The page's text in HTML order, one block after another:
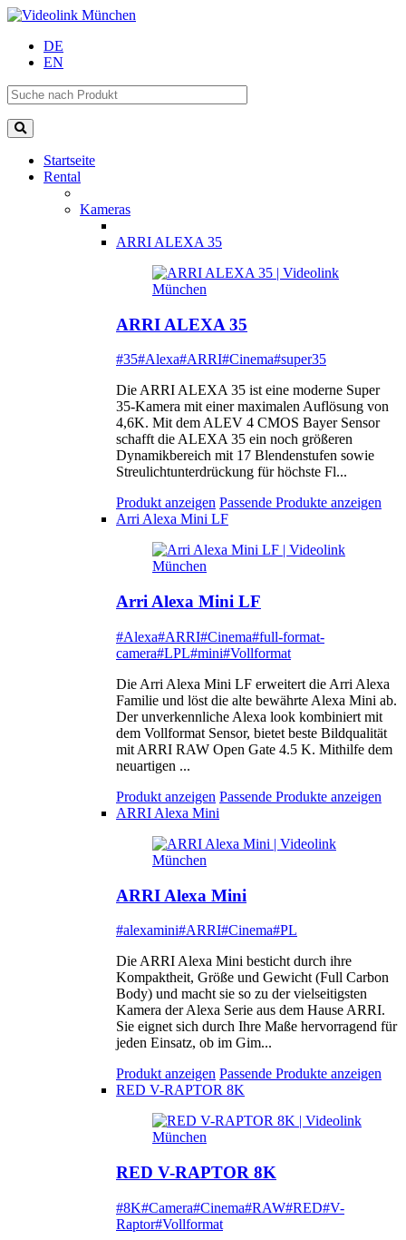
DE
EN
Startseite
Rental
Kameras
ARRI ALEXA 35
ARRI ALEXA 35
#35#Alexa#ARRI#Cinema#super35
Die ARRI ALEXA 35 ist eine moderne Super
35-Kamera mit einer maximalen Auflösung von
4,6K. Mit dem ALEV 4 CMOS Bayer Sensor
schafft die ALEXA 35 ein noch größeren
Dynamikbereich mit 17 Blendenstufen sowie
Streulichtunterdrückung für höchste Fl...
Produkt anzeigen Passende Produkte anzeigen
Arri Alexa Mini LF
Arri Alexa Mini LF
#Alexa#ARRI#Cinema#full-format-
camera#LPL#mini#Vollformat
Die Arri Alexa Mini LF erweitert die Arri Alexa
Familie und löst die alte bewährte Alexa Mini ab.
Der unverkennliche Alexa look kombiniert mit
dem Vollformat Sensor, bietet beste Bildqualität
mit ARRI RAW Open Gate 4.5 K. Mithilfe dem
neuartigen ...
Produkt anzeigen Passende Produkte anzeigen
ARRI Alexa Mini
ARRI Alexa Mini
#alexamini#ARRI#Cinema#PL
Die ARRI Alexa Mini besticht durch ihre
Kompaktheit, Größe und Gewicht (Full Carbon
Body) und macht sie so zu der vielseitigsten
Kamera der Alexa Serie aus dem Hause ARRI.
Sie eignet sich durch Ihre Maße hervorragend für
jeden Einsatz, ob im Gim...
Produkt anzeigen Passende Produkte anzeigen
RED V-RAPTOR 8K
RED V-RAPTOR 8K
#8K#Camera#Cinema#RAW#RED#V-
Raptor#Vollformat